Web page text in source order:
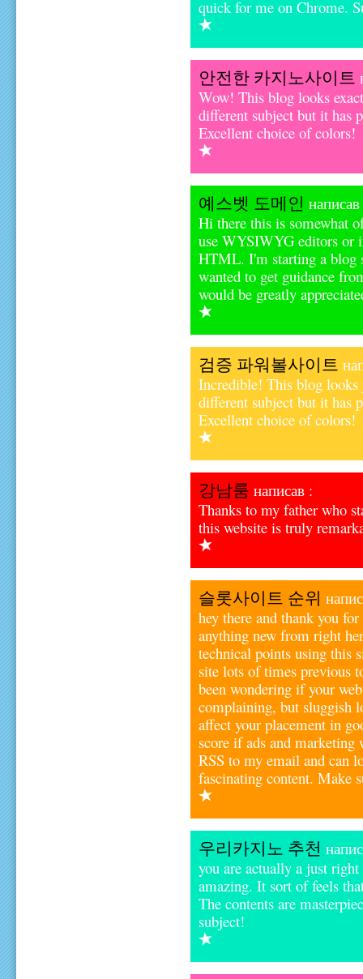
quick for me on Chrome.
안전한 카지노사이트
Wow! This blog looks
different subject but it has
Excellent choice of colors!
예스벳 도메인
Hi there this is somewhat
use WYSIWYG editors or
HTML. I'm starting a blog
wanted to get guidance
would be greatly
검증 파워볼사이트
Incredible! This blog
different subject but it has
Excellent choice of colors!
강남룸 написав :
Thanks to my father who
this website is truly
슬롯사이트 순위
hey there and thank you
anything new from right
technical points using this
site lots of times previous
been wondering if your
complaining, but sluggish
affect your placement in
score if ads and
RSS to my email and can
fascinating content. Make
우리카지노 추천
you are actually a just
amazing. It sort of feels
The contents are
subject!